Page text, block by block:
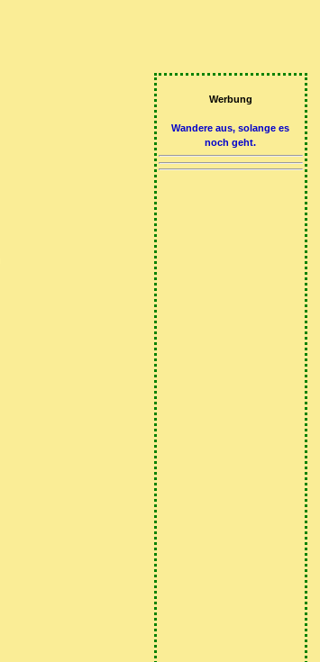
Werbung
Wandere aus, solange es
noch geht.